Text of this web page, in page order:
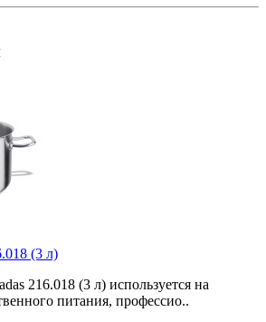
(3 л)
216.018 (3 л) используется на
питания, профессио..